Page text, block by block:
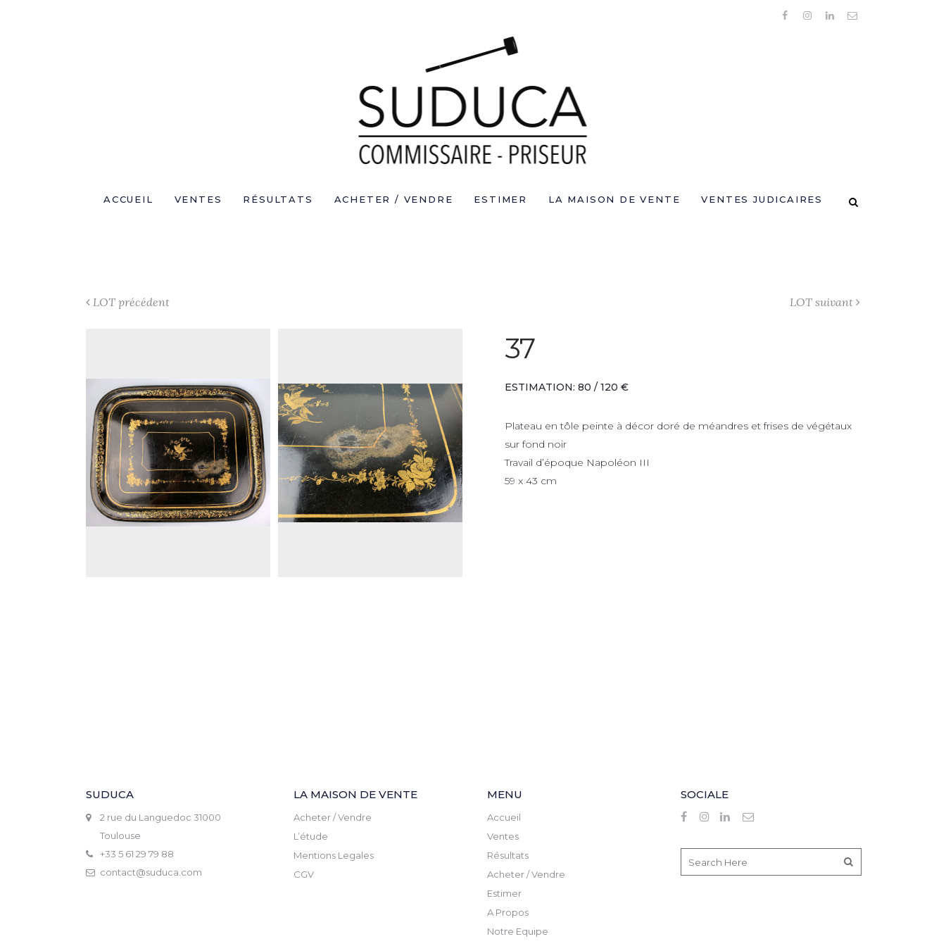
ACCUEIL VENTES RÉSULTATS ACHETER / VENDRE ESTIMER LA MAISON DE VENTE VENTES JUDICAIRES
LOT précédent LOT suivant
37
ESTIMATION: 80 / 120 €
Plateau en tôle peinte à décor doré de méandres et frises de végétaux
sur fond noir
Travail d’époque Napoléon III
59 x 43 cm
SUDUCA
2 rue du Languedoc 31000
Toulouse
+33 5 61 29 79 88
contact@suduca.com
LA MAISON DE VENTE
Acheter / Vendre
L’étude
Mentions Legales
CGV
MENU
Accueil
Ventes
Résultats
Acheter / Vendre
Estimer
A Propos
Notre Equipe
SOCIALE